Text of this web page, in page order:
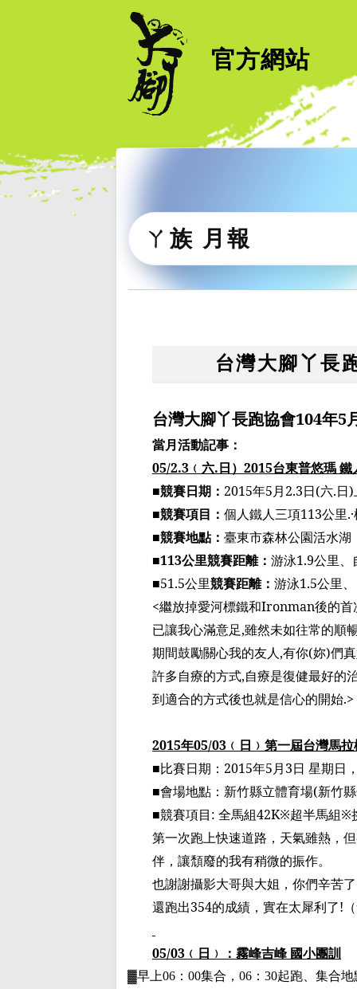
官方網站
ㄚ族 月報
台灣大腳丫長
台灣大腳丫長跑協會104年5
當月活動記事：
05/2.3 ﹙ 六.日） 2015台東普悠瑪鐵
■競賽日期： 2015年5月2.3日(六.日)
■競賽項目： 個人鐵人三項113公里.·
■競賽地點： 臺東市森林公園活水湖
■113公里競賽距離： 游泳1.9公里、
■51.5公里競賽距離： 游泳1.5公里
<繼放掉愛河標鐵和Ironman後的首
已讓我心滿意足,雖然未如往常的順
期間鼓勵關心我的友人,有你(妳)們
許多自療的方式,自療是復健最好的
到適合的方式後也就是信心的開始.>
2015年05/03 ﹙ 日 ﹚ 第一屆台灣馬拉
■比賽日期： 2015年5月3日 星期日
■會場地點：新竹縣立體育場(新竹
■競賽項目: 全馬組42K※超半馬組※
第一次跑上快速道路， 天氣雖熱 ，
伴，讓頹廢的我有稍微的振作。
也謝謝攝影大哥與大姐，你們辛苦
還跑出354的成績，實在太犀利了! （
05/03 ﹙ 日 ﹚ ：霧峰吉峰國小團訓
▓早上06： 00集合， 06： 30起跑、集合